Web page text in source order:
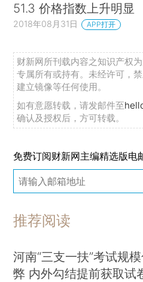
51.3 价格指数上升明显
2018年08月31日 APP打开
财新网所刊载内容之知识产权
专属所有或持有。未经许可，
建立镜像等任何使用。
如有意愿转载，请发邮件至
确认及授权后，方可转载。
免费订阅财新网主编精选版电
推荐阅读
河南“三支一扶”考试规
弊 内外勾结提前获取试